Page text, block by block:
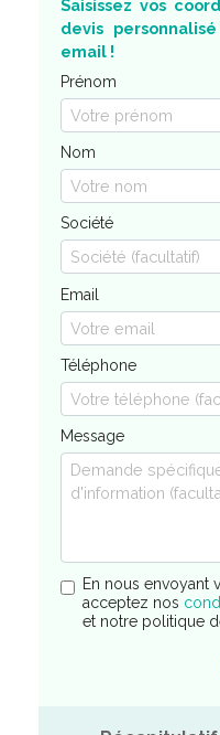
Saisissez vos
devis
email !
Prénom
Nom
Société
Email
Téléphone
Message
En nous envoyant
acceptez nos
et notre politique